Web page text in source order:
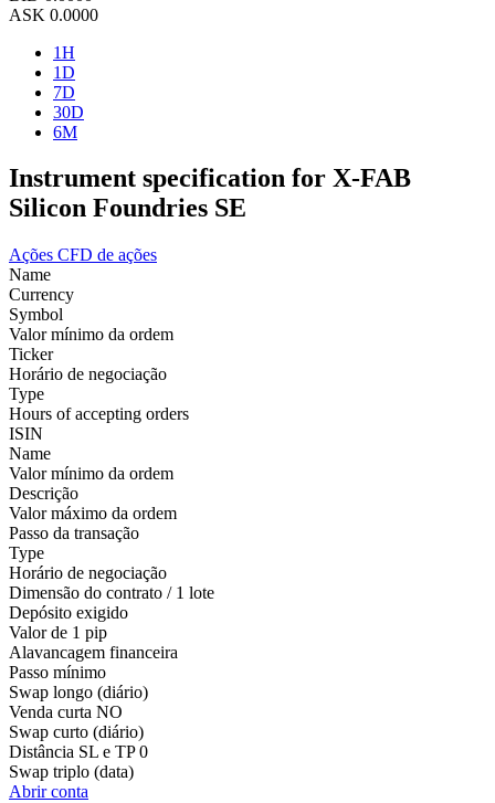
ASK 0.0000
1H
1D
7D
30D
6M
Instrument specification for X-FAB
Silicon Foundries SE
Ações CFD de ações
Name
Currency
Symbol
Valor mínimo da ordem
Ticker
Horário de negociação
Type
Hours of accepting orders
ISIN
Name
Valor mínimo da ordem
Descrição
Valor máximo da ordem
Passo da transação
Type
Horário de negociação
Dimensão do contrato / 1 lote
Depósito exigido
Valor de 1 pip
Alavancagem financeira
Passo mínimo
Swap longo (diário)
Venda curta NO
Swap curto (diário)
Distância SL e TP 0
Swap triplo (data)
Abrir conta